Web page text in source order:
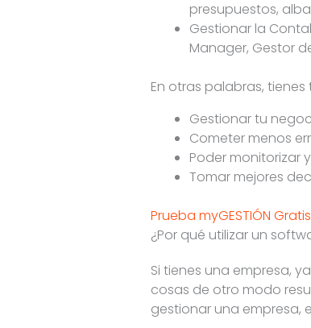
presupuestos,
Gestionar la
Manager, Gestor
En otras palabras,
Gestionar tu
Cometer menos
Poder monitorizar
Tomar mejores
Prueba myGESTIÓN Gratis
¿Por qué utilizar un
Si tienes una empresa,
cosas de otro modo
gestionar una empresa,